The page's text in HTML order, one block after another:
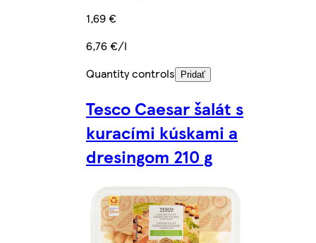
1,69 €
6,76 €/l
Quantity controls
Pridať
Tesco Caesar šalát s
kuracími kúskami a
dresingom 210 g